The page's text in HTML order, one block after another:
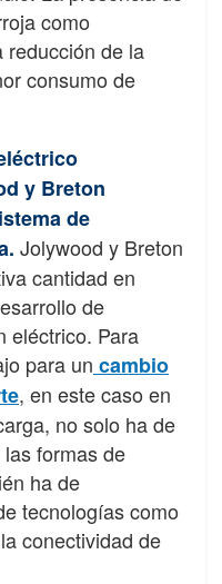
como
reducción de la
consumo de
y Breton
de
Jolywood y Breton
cantidad en
de
eléctrico. Para
para un cambio
, en este caso en
no solo ha de
formas de
ha de
tecnologías como
conectividad de